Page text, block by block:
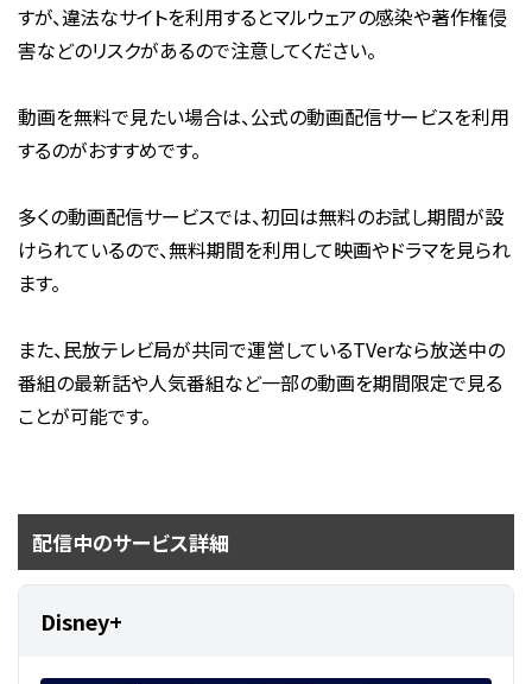
すが、違法なサイトを利用するとマルウェアの感染や著作権侵
害などのリスクがあるので注意してください。
動画を無料で見たい場合は、公式の動画配信サービスを利用
するのがおすすめです。
多くの動画配信サービスでは、初回は無料のお試し期間が設
けられているので、無料期間を利用して映画やドラマを見られ
ます。
また、民放テレビ局が共同で運営しているTVerなら放送中の
番組の最新話や人気番組など一部の動画を期間限定で見る
ことが可能です。
配信中のサービス詳細
Disney+